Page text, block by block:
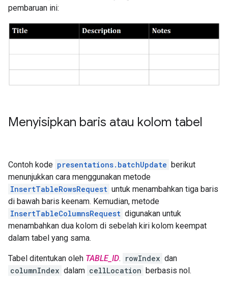
pembaruan ini:
Menyisipkan baris atau kolom tabel
Contoh kode presentations.batchUpdate berikut
menunjukkan cara menggunakan metode
InsertTableRowsRequest untuk menambahkan tiga baris
di bawah baris keenam. Kemudian, metode
InsertTableColumnsRequest digunakan untuk
menambahkan dua kolom di sebelah kiri kolom keempat
dalam tabel yang sama.
Tabel ditentukan oleh TABLE_ID. rowIndex dan
columnIndex dalam cellLocation berbasis nol.